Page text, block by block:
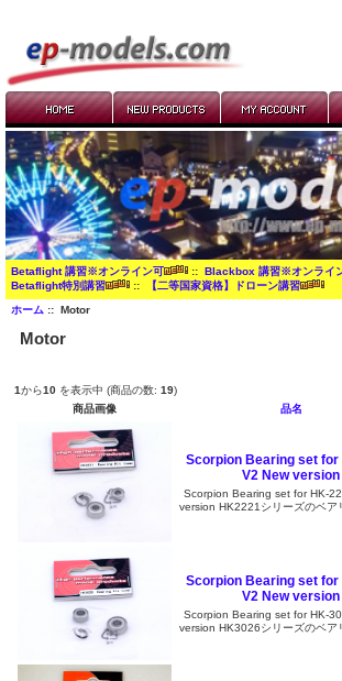
Betaflight 講習※オンライン可 :: Blackbox 講習※オンライ
Betaflight特別講習
:: 【二等国家資格】ドローン講習
ホーム:: Motor
Motor
1から10 を表示中 (商品の数: 19)
商品画像
品名
Scorpion Bearing set for
V2 New version
Scorpion Bearing set for HK-
version HK2221シリーズのベア
Scorpion Bearing set for
V2 New version
Scorpion Bearing set for HK-
version HK3026シリーズのベア